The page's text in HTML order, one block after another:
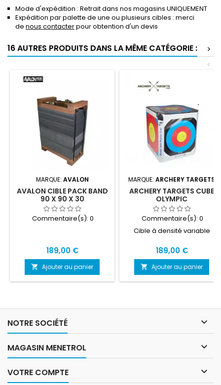
Mode d'expédition : Retrait dans nos magasins UNIQUEMENT
Expédition par palette de une ou plusieurs cibles : merci
de nous contacterpour obtention d'un devis
16 AUTRES PRODUITS DANS LA MÊME CATÉGORIE :
>
<
MARQUE: AVALON
AVALON CIBLE PACK BAND
90 X 90 X 30
Commentaire(s): 0
Prix
189,00 €
 Ajouter au panier
MARQUE: ARCHERY TARGETS
ARCHERY TARGETS CUBE
OLYMPIC
Commentaire(s): 0
Cible à densité variable
Prix
189,00 €
 Ajouter au panier
NOTRE SOCIÉTÉ 
MAGASIN MENETROL 
VOTRE COMPTE 